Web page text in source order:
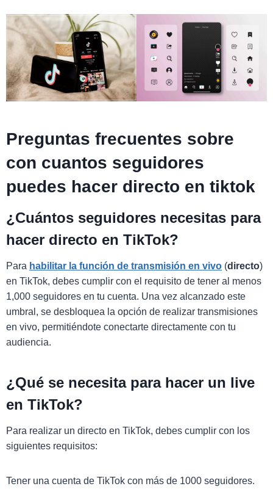
Preguntas frecuentes sobre
con cuantos seguidores
puedes hacer directo en tiktok
¿Cuántos seguidores necesitas para
hacer directo en TikTok?
Para habilitar la función de transmisión en vivo (directo)
en TikTok, debes cumplir con el requisito de tener al menos
1,000 seguidores en tu cuenta. Una vez alcanzado este
umbral, se desbloquea la opción de realizar transmisiones
en vivo, permitiéndote conectarte directamente con tu
audiencia.
¿Qué se necesita para hacer un live
en TikTok?
Para realizar un directo en TikTok, debes cumplir con los
siguientes requisitos:
Tener una cuenta de TikTok con más de 1000 seguidores.